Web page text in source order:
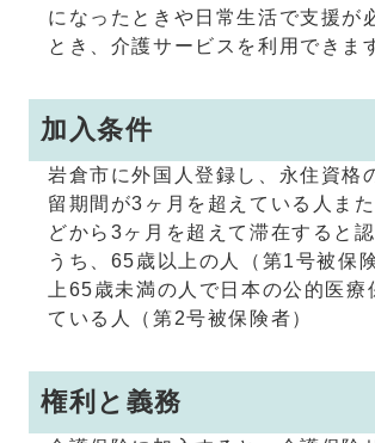
になったときや日常生活で支援が
とき、介護サービスを利用できま
加入条件
岩倉市に外国人登録し、永住資格
留期間が3ヶ月を超えている人ま
どから3ヶ月を超えて滞在すると
うち、65歳以上の人（第1号被保
上65歳未満の人で日本の公的医療
ている人（第2号被保険者）
権利と義務